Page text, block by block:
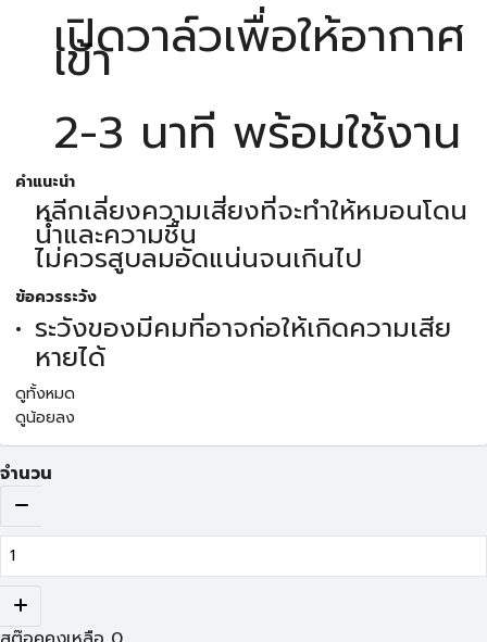
เปิดวาล์วเพื่อให้อากาศ
เข้า
2-3 นาที พร้อมใช้งาน
คำแนะนำ
หลีกเลี่ยงความเสี่ยงที่จะทำให้หมอนโดน
น้ำและความชื้น
ไม่ควรสูบลมอัดแน่นจนเกินไป
ข้อควรระวัง
ระวังของมีคมที่อาจก่อให้เกิดความเสีย
หายได้
ดูทั้งหมด
ดูน้อยลง
จำนวน